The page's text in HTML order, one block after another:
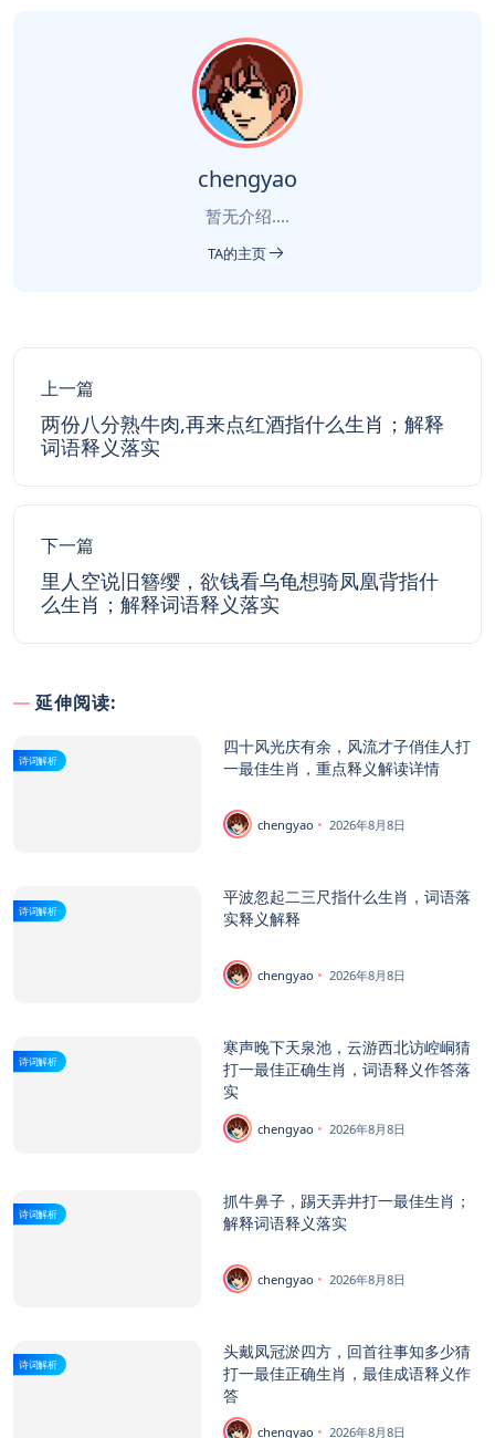
chengyao
暂无介绍....
TA的主页
上一篇
两份八分熟牛肉,再来点红酒指什么生肖；解释
词语释义落实
下一篇
里人空说旧簪缨，欲钱看乌龟想骑凤凰背指什
么生肖；解释词语释义落实
延伸阅读:
诗词解析
四十风光庆有余，风流才子俏佳人打
一最佳生肖，重点释义解读详情
chengyao 2026年8月8日
诗词解析
平波忽起二三尺指什么生肖，词语落
实释义解释
chengyao 2026年8月8日
诗词解析
寒声晚下天泉池，云游西北访崆峒猜
打一最佳正确生肖，词语释义作答落
实
chengyao 2026年8月8日
诗词解析
抓牛鼻子，踢天弄井打一最佳生肖；
解释词语释义落实
chengyao 2026年8月8日
诗词解析
头戴凤冠淤四方，回首往事知多少猜
打一最佳正确生肖，最佳成语释义作
答
chengyao 2026年8月8日